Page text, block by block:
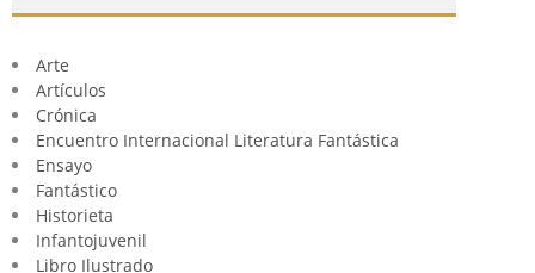
Arte
Artículos
Crónica
Encuentro Internacional Literatura Fantástica
Ensayo
Fantástico
Historieta
Infantojuvenil
Libro Ilustrado